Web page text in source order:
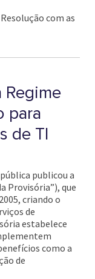
com as
Regime
para
de TI
publicou a
Provisória”), que
criando o
de
estabelece
como a
de